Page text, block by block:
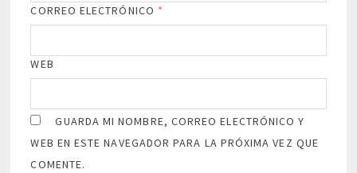
CORREO ELECTRÓNICO *
WEB
GUARDA MI NOMBRE, CORREO ELECTRÓNICO Y
WEB EN ESTE NAVEGADOR PARA LA PRÓXIMA VEZ QUE
COMENTE.